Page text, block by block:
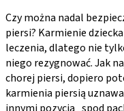
Czy można nadal
piersi? Karmienie
leczenia, dlatego nie
niego rezygnować. Jak
chorej piersi, dopiero
karmienia piersią